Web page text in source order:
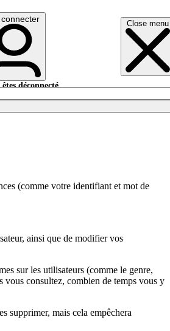
Close menu
êtes déconnecté.
(comme votre identifiant et mot de
ainsi que de modifier vos
sur les utilisateurs (comme le genre,
vous consultez, combien de temps vous y
supprimer, mais cela empêchera